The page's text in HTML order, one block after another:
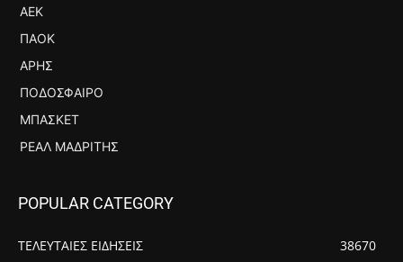
ΑΕΚ
ΠΑΟΚ
ΆΡΗΣ
ΠΟΔΌΣΦΑΙΡΟ
ΜΠΆΣΚΕΤ
ΡΕΆΛ ΜΑΔΡΊΤΗΣ
POPULAR CATEGORY
ΤΕΛΕΥΤΑΙΕΣ ΕΙΔΗΣΕΙΣ
38670